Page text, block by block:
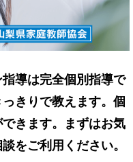
導は完全個別指導で
きりで教えます。個
きます。まずはお気
をご利用ください。